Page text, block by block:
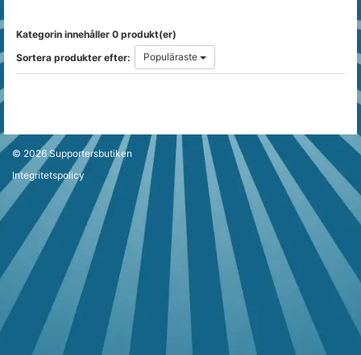
Kategorin innehåller 0 produkt(er)
Sortera produkter efter:
Populäraste
© 2026Supportersbutiken
Integritetspolicy